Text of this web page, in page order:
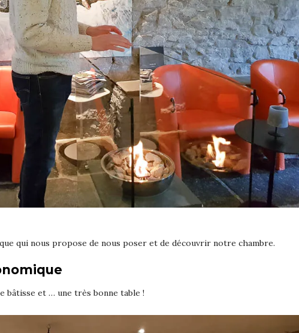
qui nous propose de nous poser et de découvrir notre chambre.
bâtisse et … une très bonne table !